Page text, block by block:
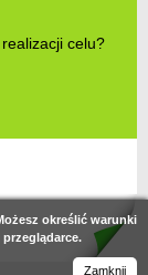
celu?
określić warunki
Zamknij